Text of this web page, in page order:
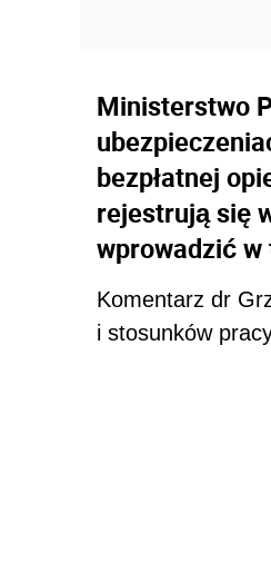
Ministerstwo
bezpłatnej
rejestrują się
wprowadzić
Komentarz dr
i stosunków